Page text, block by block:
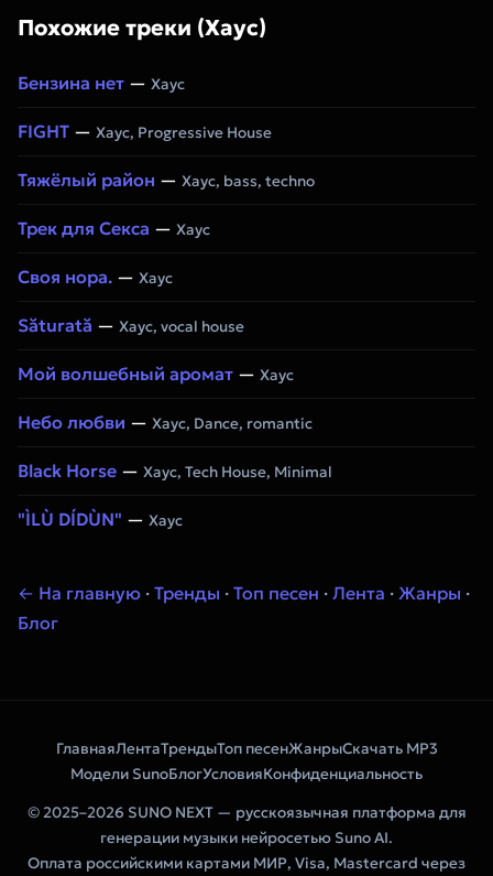
Похожие треки (Хаус)
Бензина нет — Хаус
FIGHT — Хаус, Progressive House
Тяжёлый район — Хаус, bass, techno
Трек для Секса — Хаус
Своя нора. — Хаус
Săturată — Хаус, vocal house
Мой волшебный аромат — Хаус
Небо любви — Хаус, Dance, romantic
Black Horse — Хаус, Tech House, Minimal
"ÌLÙ DÍDÙN" — Хаус
← На главную · Тренды · Топ песен · Лента · Жанры ·
Блог
ГлавнаяЛентаТрендыТоп песенЖанрыСкачать MP3
Модели SunoБлогУсловияКонфиденциальность
© 2025–2026 SUNO NEXT — русскоязычная платформа для
генерации музыки нейросетью Suno AI.
Оплата российскими картами МИР, Visa, Mastercard через